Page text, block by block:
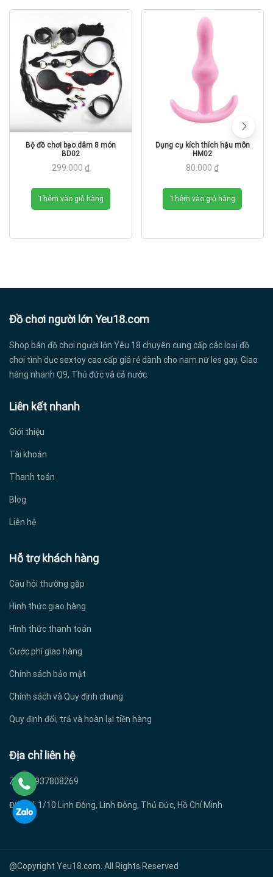
Bộ đồ chơi bạo dâm 8 món
BD02
299.000 ₫
Thêm vào giỏ hàng
Dụng cụ kích thích hậu môn
HM02
80.000₫
Thêm vào giỏ hàng
Đồ chơi người lớn Yeu18.com
Shop bán đồ chơi người lớn Yêu 18 chuyên cung cấp các loại đồ
chơi tình dục sextoy cao cấp giá rẻ dành cho nam nữ les gay. Giao
hàng nhanh Q9, Thủ đức và cả nước.
Liên kết nhanh
Giới thiệu
Tài khoản
Thanh toán
Blog
Liên hệ
Hỗ trợ khách hàng
Câu hỏi thường gặp
Hình thức giao hàng
Hình thức thanh toán
Cước phí giao hàng
Chính sách bảo mật
Chính sách và Quy định chung
Quy định đổi, trả và hoàn lại tiền hàng
Địa chỉ liên hệ
Zalo: 0937808269
Địa chỉ: 1/10 Linh Đông, Linh Đông, Thủ Đức, Hồ Chí Minh
@Copyright Yeu18.com. All Rights Reserved